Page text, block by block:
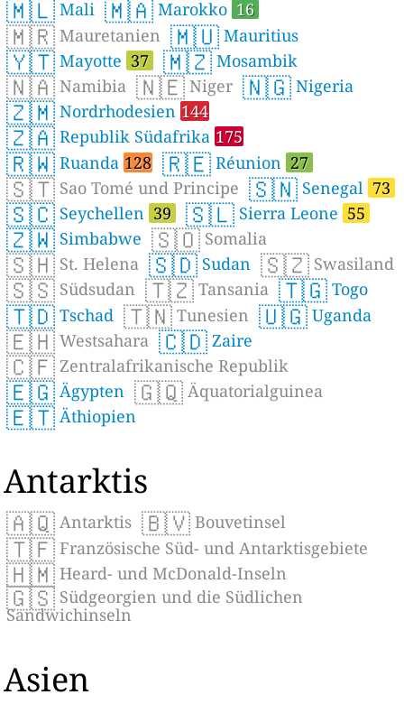
🇲🇱 Mali 🇲🇦 Marokko 16
🇲🇷 Mauretanien 🇲🇺 Mauritius
🇾🇹 Mayotte 37 🇲🇿 Mosambik
🇳🇦 Namibia 🇳🇪 Niger 🇳🇬 Nigeria
🇿🇲 Nordrhodesien 144
🇿🇦 Republik Südafrika 175
🇷🇼 Ruanda 128 🇷🇪 Réunion 27
🇸🇹 Sao Tomé und Principe 🇸🇳 Senegal 73
🇸🇨 Seychellen 39 🇸🇱 Sierra Leone 55
🇿🇼 Simbabwe 🇸🇴 Somalia
🇸🇭 St. Helena 🇸🇩 Sudan 🇸🇿 Swasiland
🇸🇸 Südsudan 🇹🇿 Tansania 🇹🇬 Togo
🇹🇩 Tschad 🇹🇳 Tunesien 🇺🇬 Uganda
🇪🇭 Westsahara 🇨🇩 Zaire
🇨🇫 Zentralafrikanische Republik
🇪🇬 Ägypten 🇬🇶 Äquatorialguinea
🇪🇹 Äthiopien
Antarktis
🇦🇶 Antarktis 🇧🇻 Bouvetinsel
🇹🇫 Französische Süd- und Antarktisgebiete
🇭🇲 Heard- und McDonald-Inseln
🇬🇸 Südgeorgien und die Südlichen
Sandwichinseln
Asien